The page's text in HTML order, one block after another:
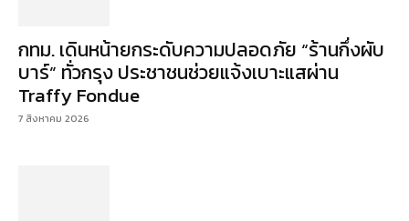
กทม. เดินหน้ายกระดับความปลอดภัย “ร้านกึ่งผับ
บาร์” ทั่วกรุง ประชาชนช่วยแจ้งเบาะแสผ่าน
Traffy Fondue
7 สิงหาคม 2026